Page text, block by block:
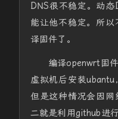
DNS很不稳定。动
能让他不稳定。所
译固件了。
编译openwrt固
虚拟机后安装ubantu
但是这种情况会因
二就是利用github进